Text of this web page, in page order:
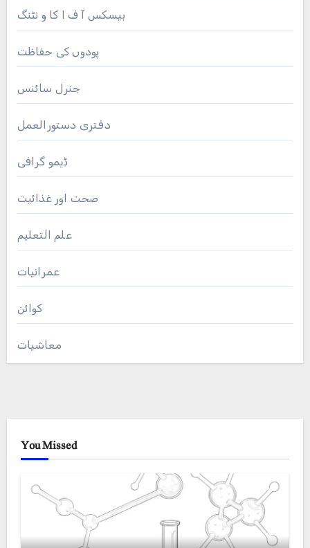
بیسکس آ ف ا کا و نٹنگ
پودوں کی حفاظت
جنرل سائنس
دفتری دستورالعمل
ڈیمو گرافی
صحت اور غذائیت
علم التعلیم
عمرانیات
کوائن
معاشیات
You Missed